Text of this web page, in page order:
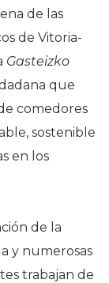
de las
de Vitoria-
Gasteizko
que
comedores
sostenible
en los
de la
y numerosas
trabajan de